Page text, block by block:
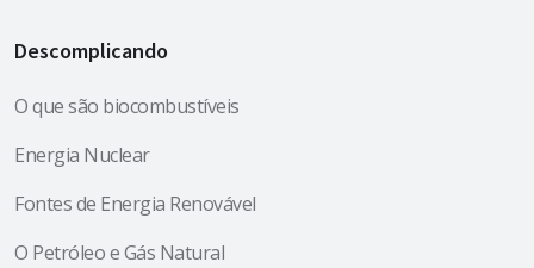
Descomplicando
O que são biocombustíveis
Energia Nuclear
Fontes de Energia Renovável
O Petróleo e Gás Natural